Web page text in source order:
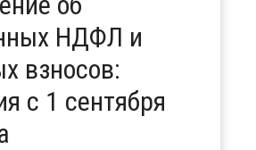
НДФЛ и
взносов:
с 1 сентября